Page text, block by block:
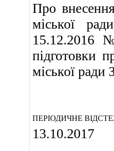
Про
міської
15.12.2016
підготовки
міської ради
ПЕРІОДИЧНЕ
13.10.2017